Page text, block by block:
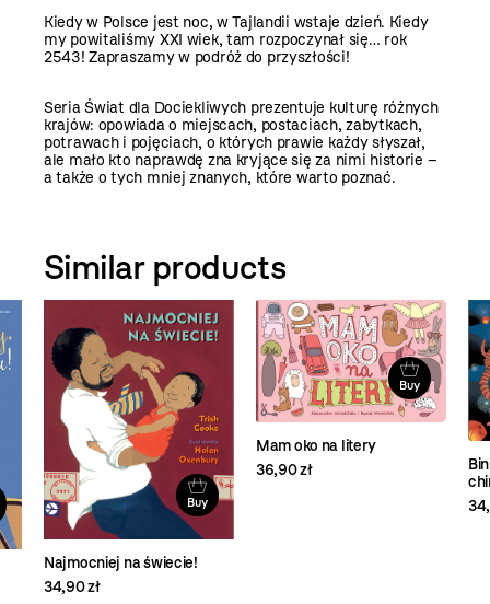
Kiedy w Polsce jest noc, w Tajlandii wstaje dzień. Kiedy
my powitaliśmy XXI wiek, tam rozpoczynał się… rok
2543! Zapraszamy w podróż do przyszłości!
Seria Świat dla Dociekliwych prezentuje kulturę różnych
krajów: opowiada o miejscach, postaciach, zabytkach,
potrawach i pojęciach, o których prawie każdy słyszał,
ale mało kto naprawdę zna kryjące się za nimi historie –
a także o tych mniej znanych, które warto poznać.
Similar products
Buy
Najmocniej na świecie!
34,90 zł
Buy
Mam oko na litery
36,90 zł